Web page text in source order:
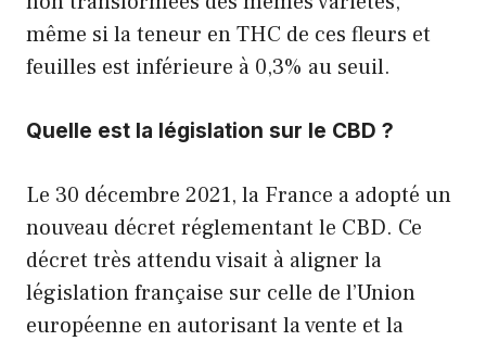
même si la teneur en THC de ces fleurs et
feuilles est inférieure à 0,3% au seuil.
Quelle est la législation sur le CBD ?
Le 30 décembre 2021, la France a adopté un
nouveau décret réglementant le CBD. Ce
décret très attendu visait à aligner la
législation française sur celle de l’Union
européenne en autorisant la vente et la